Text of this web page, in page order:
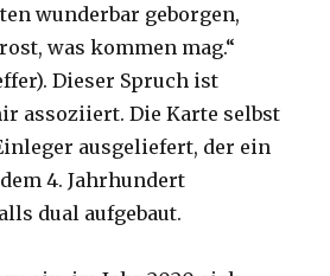
wunderbar geborgen,
was kommen mag.“
Dieser Spruch ist
assoziiert. Die Karte selbst
ausgeliefert, der ein
4. Jahrhundert
dual aufgebaut.